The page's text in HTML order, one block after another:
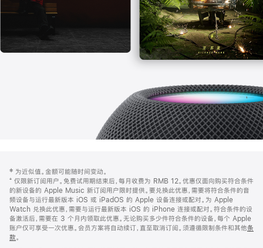
页
页
脚
注
‡ 为近似值。金额可能随时间变动。
⁺ 仅限新订阅用户。免费试用期结束后，每月收费为 RMB 12。优惠仅面向购买符合条件
的新设备的 Apple Music 新订阅用户限时提供。要兑换此优惠，需要将符合条件的音
频设备与运行最新版本 iOS 或 iPadOS 的 Apple 设备连接或配对。为 Apple
Watch 兑换此优惠，需要与运行最新版本 iOS 的 iPhone 连接或配对。符合条件的设
备激活后，需要在 3 个月内领取此优惠。无论购买多少件符合条件的设备，每个 Apple
账户仅可享受一次优惠。会员方案将自动续订，直至取消订阅。须遵循限制条件和其他条
款。